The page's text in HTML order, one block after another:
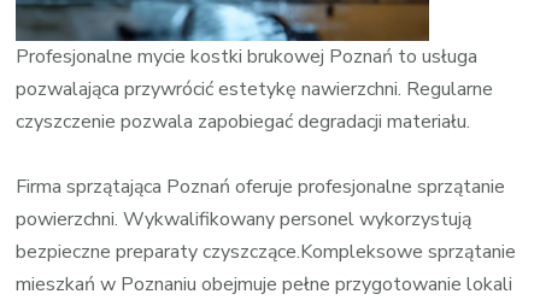
Profesjonalne mycie kostki brukowej Poznań to usługa
pozwalająca przywrócić estetykę nawierzchni. Regularne
czyszczenie pozwala zapobiegać degradacji materiału.
Firma sprzątająca Poznań oferuje profesjonalne sprzątanie
powierzchni. Wykwalifikowany personel wykorzystują
bezpieczne preparaty czyszczące.Kompleksowe sprzątanie
mieszkań w Poznaniu obejmuje pełne przygotowanie lokali